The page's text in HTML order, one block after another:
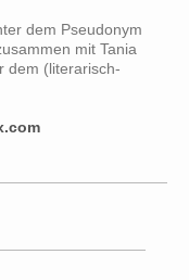
dem Pseudonym
mit Tania
dem (literarisch-